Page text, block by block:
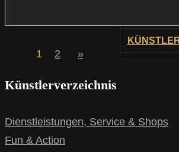
1 2 »
Künstlerverzeichnis
Dienstleistungen, Service & Shops
Fun & Action